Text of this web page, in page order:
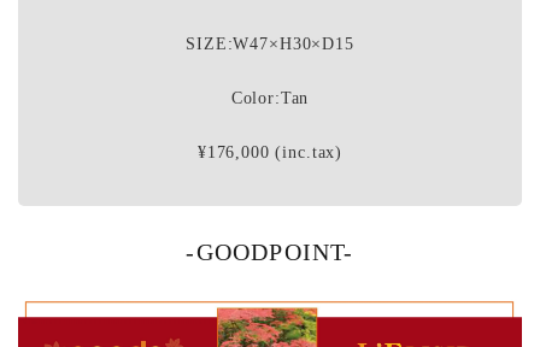
SIZE:W47×H30×D15
Color:Tan
¥176,000 (inc.tax)
-GOODPOINT-